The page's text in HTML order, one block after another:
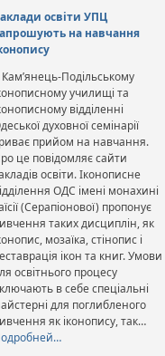
освіти УПЦ
на навчання
Подільському
училищі та
відділенні
духовної семінарії
прийом на навчання.
це повідомляє сайти
освіти. Іконописне
ОДС імені монахині
(Серапіонової) пропонує
таких дисциплін, як
мозаїка, стінопис і
ікон та книг. Умови
освітнього процесу
в себе спеціальні
для поглибленого
як іконопису, так…